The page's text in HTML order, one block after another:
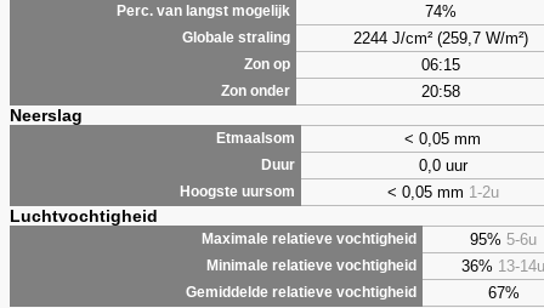
Perc. van langst mogelijk 74%
Globale straling 2244 J/cm² (259,7 W/m²)
Zon op 06:15
Zon onder 20:58
Neerslag
Etmaalsom < 0,05 mm
Duur 0,0 uur
Hoogste uursom < 0,05 mm 1-2u
Luchtvochtigheid
Maximale relatieve vochtigheid 95% 5-6u
Minimale relatieve vochtigheid 36% 13-14u
Gemiddelde relatieve vochtigheid 67%